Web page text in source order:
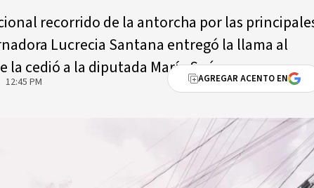
recorrido de la antorcha por las
Lucrecia Santana entregó la llama al
cedió a la diputada María Suárez.
PM AGREGAR ACENTO EN